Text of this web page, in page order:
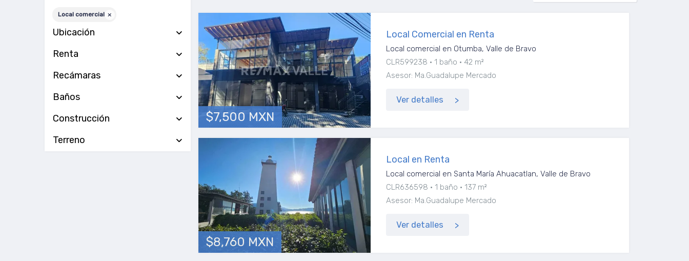
Local comercial
Ubicación
Renta
Recámaras
Baños
Construcción
Terreno
$7,500 MXN
Local Comercial en Renta
Local comercial en Otumba, Valle de Bravo
CLR599238
1 baño
42 m²
Asesor: Ma.Guadalupe Mercado
Ver detalles
$8,760 MXN
Local en Renta
Local comercial en Santa María Ahuacatlan, Valle de Bravo
CLR636598
1 baño
137 m²
Asesor: Ma.Guadalupe Mercado
Ver detalles